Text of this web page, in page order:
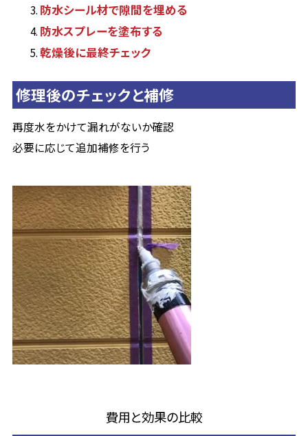
防水シール材で隙間を埋める
防水スプレーを塗布する
乾燥後に最終チェック
修理後のチェックと補修
再度水をかけて漏れがないか確認
必要に応じて追加補修を行う
費用と効果の比較